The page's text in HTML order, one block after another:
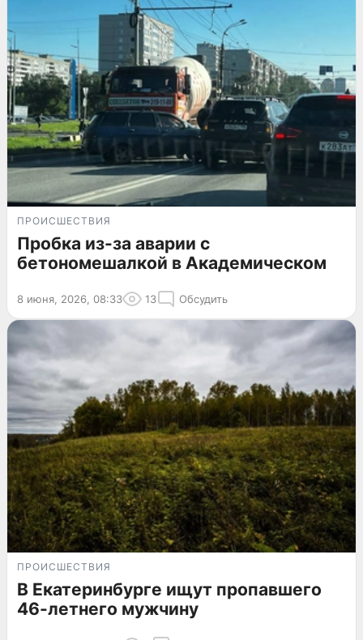
ПРОИСШЕСТВИЯ
Пробка из-за аварии с
бетономешалкой в Академическом
8 июня, 2026, 08:33 13 Обсудить
ПРОИСШЕСТВИЯ
В Екатеринбурге ищут пропавшего
46-летнего мужчину